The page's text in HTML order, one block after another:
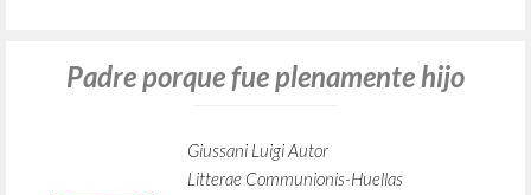
Padre porque fue plenamente hijo
Giussani Luigi Autor
Litterae Communionis-Huellas